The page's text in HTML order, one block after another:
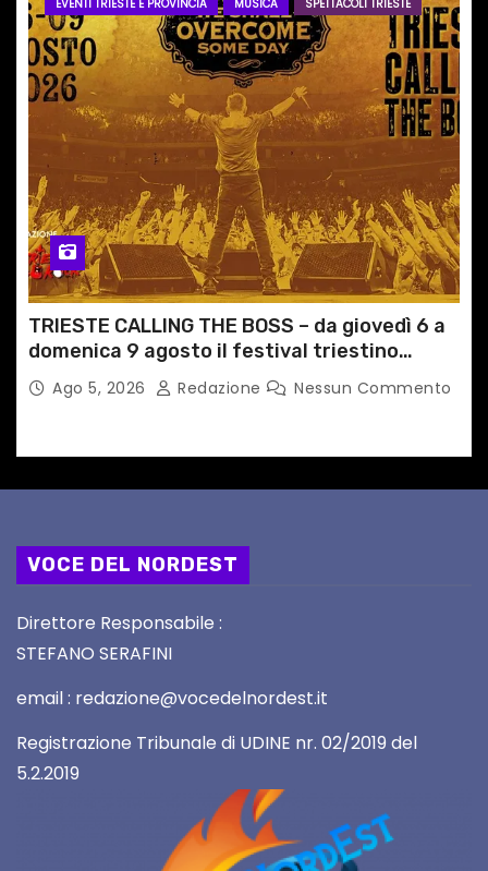
EVENTI TRIESTE E PROVINCIA MUSICA SPETTACOLI TRIESTE
TRIESTE CALLING THE BOSS – da giovedì 6 a
domenica 9 agosto il festival triestino
dedicato a Springsteen
Ago 5, 2026 Redazione Nessun Commento
VOCE DEL NORDEST
Direttore Responsabile :
STEFANO SERAFINI
email : redazione@vocedelnordest.it
Registrazione Tribunale di UDINE nr. 02/2019 del
5.2.2019